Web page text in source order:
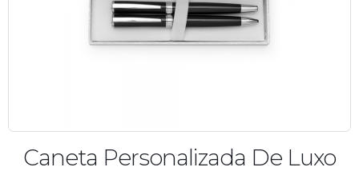
Caneta Personalizada De Luxo